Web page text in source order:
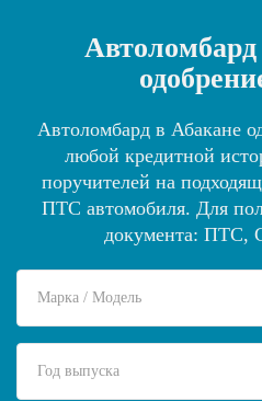
Автоломбард в Абакане
любой кредитной
поручителей на
ПТС автомобиля. Для
документа: ПТС,